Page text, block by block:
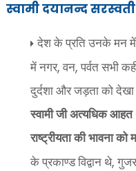
स्वामी दयानन्द
देश के प्रति उनके मन में
में नगर, वन, पर्वत सभी
दुर्दशा और जड़ता को देखा
स्वामी जी अत्यधिक आहत
राष्ट्रीयता की भावना
के प्रकाण्ड विद्वान थे,